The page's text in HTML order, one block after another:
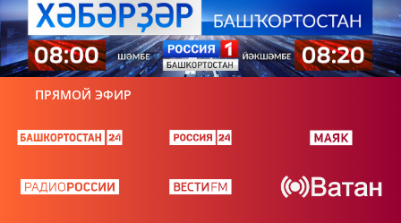
ПРЯМОЙ ЭФИР